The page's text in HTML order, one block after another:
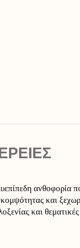
ανθοφορία
και
και θεματικές